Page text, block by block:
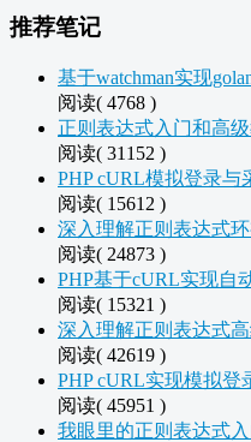
推荐笔记
基于watchman实现
阅读( 4768 )
正则表达式入门和高
阅读( 31152 )
PHP cURL模拟登录与
阅读( 15612 )
深入理解正则表达式
阅读( 24873 )
PHP基于cURL实现自
阅读( 15321 )
深入理解正则表达式
阅读( 42619 )
PHP cURL实现模拟
阅读( 45951 )
我眼里的正则表达式